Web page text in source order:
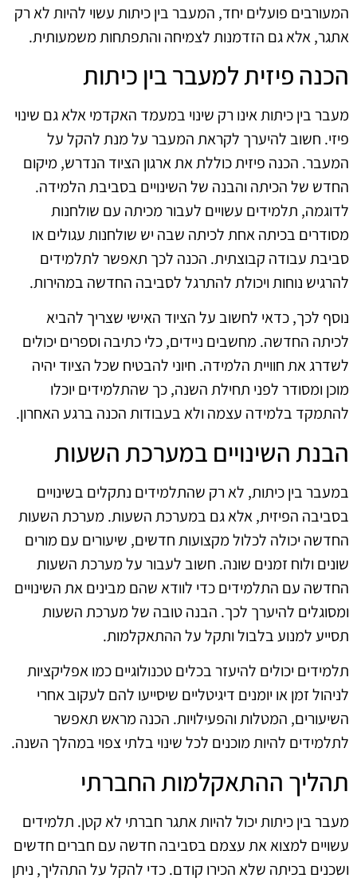
המעורבים פועלים יחד, המעבר בין כיתות עשוי להיות לא רק
אתגר, אלא גם הזדמנות לצמיחה והתפתחות משמעותית.
הכנה פיזית למעבר בין כיתות
מעבר בין כיתות אינו רק שינוי במעמד האקדמי אלא גם שינוי
פיזי. חשוב להיערך לקראת המעבר על מנת להקל על
המעבר. הכנה פיזית כוללת את ארגון הציוד הנדרש, מיקום
החדש של הכיתה והבנה של השינויים בסביבת הלמידה.
לדוגמה, תלמידים עשויים לעבור מכיתה עם שולחנות
מסודרים בכיתה אחת לכיתה שבה יש שולחנות עגולים או
סביבת עבודה קבוצתית. הכנה לכך תאפשר לתלמידים
להרגיש נוחות ויכולת להתרגל לסביבה החדשה במהירות.
נוסף לכך, כדאי לחשוב על הציוד האישי שצריך להביא
לכיתה החדשה. מחשבים ניידים, כלי כתיבה וספרים יכולים
לשדרג את חוויית הלמידה. חיוני להבטיח שכל הציוד יהיה
מוכן ומסודר לפני תחילת השנה, כך שהתלמידים יוכלו
להתמקד בלמידה עצמה ולא בעבודות הכנה ברגע האחרון.
הבנת השינויים במערכת השעות
במעבר בין כיתות, לא רק שהתלמידים נתקלים בשינויים
בסביבה הפיזית, אלא גם במערכת השעות. מערכת השעות
החדשה יכולה לכלול מקצועות חדשים, שיעורים עם מורים
שונים ולוח זמנים שונה. חשוב לעבור על מערכת השעות
החדשה עם התלמידים כדי לוודא שהם מבינים את השינויים
ומסוגלים להיערך לכך. הבנה טובה של מערכת השעות
תסייע למנוע בלבול ותקל על ההתאקלמות.
תלמידים יכולים להיעזר בכלים טכנולוגיים כמו אפליקציות
לניהול זמן או יומנים דיגיטליים שיסייעו להם לעקוב אחרי
השיעורים, המטלות והפעילויות. הכנה מראש תאפשר
לתלמידים להיות מוכנים לכל שינוי בלתי צפוי במהלך השנה.
תהליך ההתאקלמות החברתי
מעבר בין כיתות יכול להיות אתגר חברתי לא קטן. תלמידים
עשויים למצוא את עצמם בסביבה חדשה עם חברים חדשים
ושכנים בכיתה שלא הכירו קודם. כדי להקל על התהליך, ניתן